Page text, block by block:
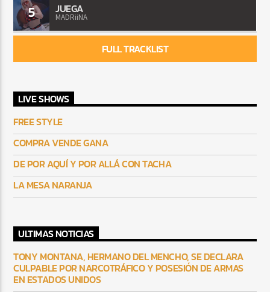
5 JUEGA
MADRiiNA
FULL TRACKLIST
LIVE SHOWS
FREE STYLE
COMPRA VENDE GANA
DE POR AQUÍ Y POR ALLÁ CON TACHA
LA MESA NARANJA
ULTIMAS NOTICIAS
TONY MONTANA, HERMANO DEL MENCHO, SE DECLARA
CULPABLE POR NARCOTRÁFICO Y POSESIÓN DE ARMAS
EN ESTADOS UNIDOS